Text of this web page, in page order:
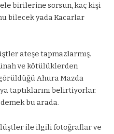
birilerine sorsun, kaç kişi
bilecek yada Kacarlar
ateşe tapmazlarmış.
ve kötülüklerden
Ahura Mazda
taptıklarını belirtiyorlar.
bu arada.
ile ilgili fotoğraflar ve